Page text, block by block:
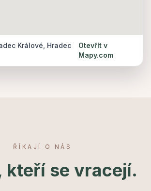
Králové, Hradec
Otevřít v
Mapy.com
ŘÍKAJÍ O NÁS
kteří se vracejí.